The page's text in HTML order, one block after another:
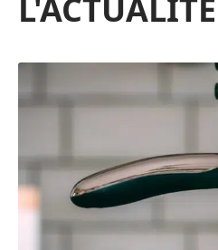
L'ACTUALITÉ